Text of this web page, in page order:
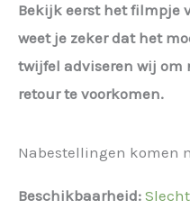
Bekijk eerst het filmpje
weet je zeker dat het
twijfel adviseren wij om
retour te voorkomen.
Nabestellingen komen
Beschikbaarheid: